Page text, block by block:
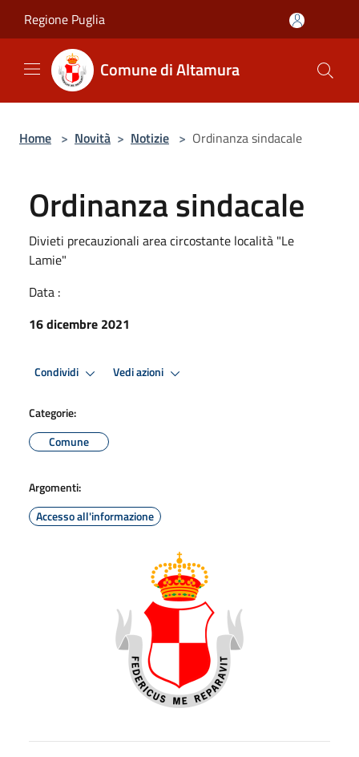
Regione Puglia
Comune di Altamura
Home > Novità > Notizie > Ordinanza sindacale
Ordinanza sindacale
Divieti precauzionali area circostante località "Le
Lamie"
Data :
16 dicembre 2021
Condividi Vedi azioni
Categorie:
Comune
Argomenti:
Accesso all'informazione